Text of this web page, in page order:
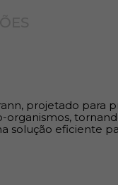
projetado para
organismos,
solução eficiente